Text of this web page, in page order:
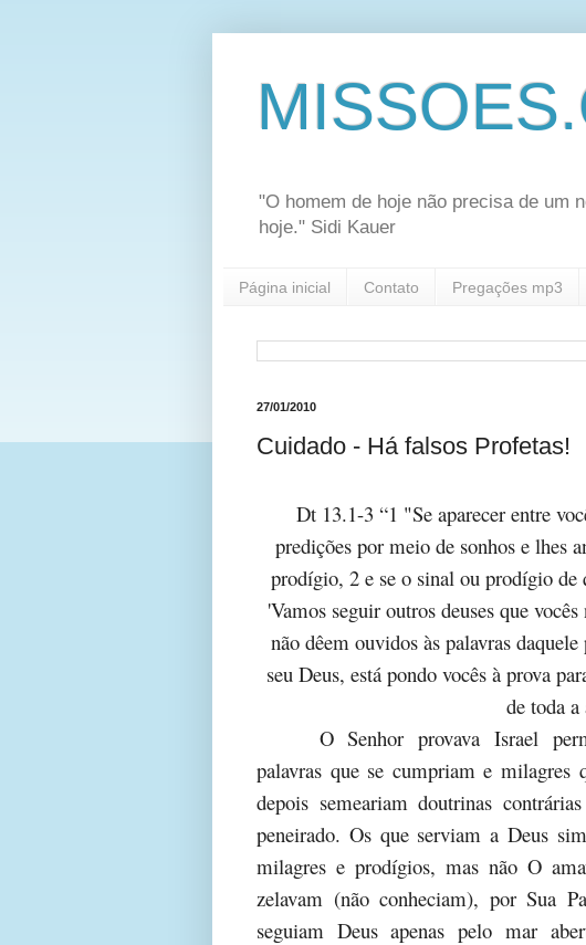
"O homem de hoje não precisa de um
hoje." Sidi Kauer
Página inicial Contato Pregações mp3
27/01/2010
Cuidado - Há falsos Profetas!
Dt 13.1-3 “1 "Se aparecer entre
predições por meio de sonhos e lhes
prodígio, 2 e se o sinal ou prodígio de
'Vamos seguir outros deuses que
não dêem ouvidos às palavras
seu Deus, está pondo vocês à prova
de toda a
O Senhor provava Israel
palavras que se cumpriam e milagres
depois semeariam doutrinas
peneirado. Os que serviam a Deus
milagres e prodígios, mas não O
zelavam (não conheciam), por Sua
seguiam Deus apenas pelo mar